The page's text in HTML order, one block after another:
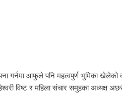
गर्नमा आफुले पनि महत्वपुर्ण भुमिका
विष्ट र महिला संचार समुहका अध्यक्ष